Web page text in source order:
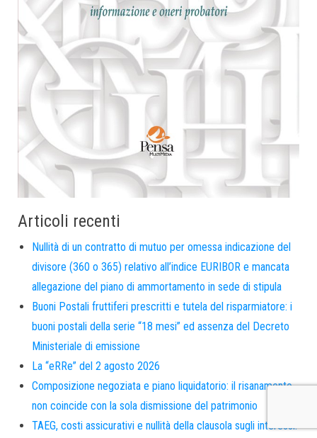
Articoli recenti
Nullità di un contratto di mutuo per omessa indicazione del
divisore (360 o 365) relativo all’indice EURIBOR e mancata
allegazione del piano di ammortamento in sede di stipula
Buoni Postali fruttiferi prescritti e tutela del risparmiatore: i
buoni postali della serie “18 mesi” ed assenza del Decreto
Ministeriale di emissione
La “eRRe” del 2 agosto 2026
Composizione negoziata e piano liquidatorio: il risanamento
non coincide con la sola dismissione del patrimonio
TAEG, costi assicurativi e nullità della clausola sugli interessi: